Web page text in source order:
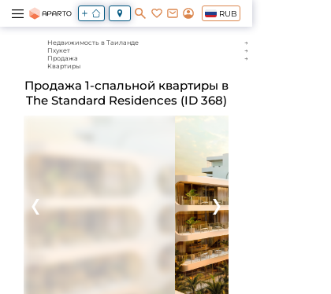
RUB
Недвижимость в Таиланде
Пхукет
Продажа
Квартиры
Продажа 1-спальной квартиры в
The Standard Residences (ID 368)